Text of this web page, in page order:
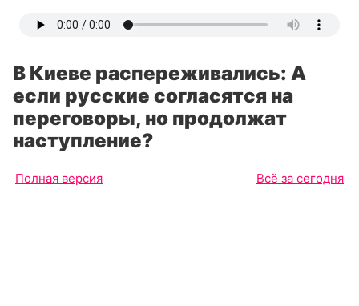
В Киеве распереживались: А
если русские согласятся на
переговоры, но продолжат
наступление?
Полная версия Всё за сегодня